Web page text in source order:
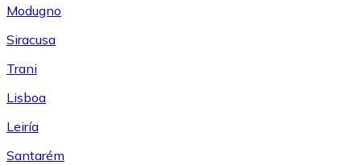
Modugno
Siracusa
Trani
Lisboa
Leiría
Santarém